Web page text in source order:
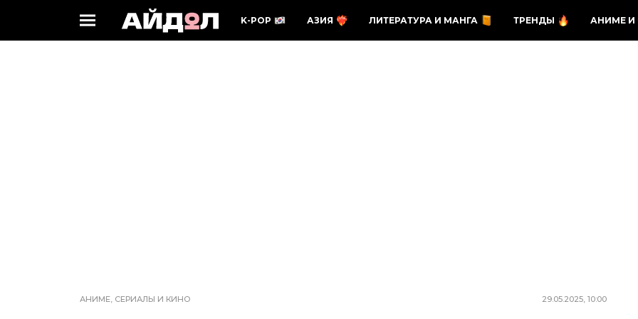
K-POP АЗИЯ ЛИТЕРАТУРА И МАНГА ТРЕНДЫ АНИМЕ И
АНИМЕ, СЕРИАЛЫ И КИНО 29.05.2025, 10:00